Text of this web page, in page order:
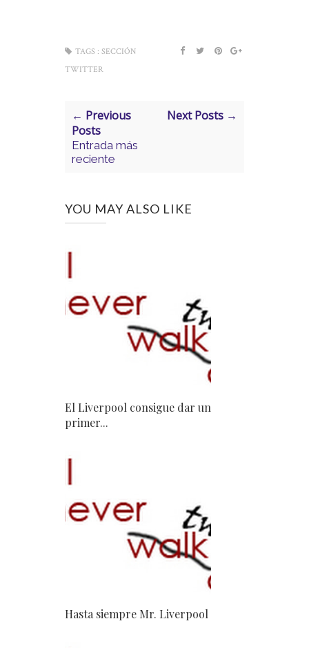
TAGS : SECCIÓN
TWITTER
← Previous
Posts
Entrada más
reciente
Next Posts →
YOU MAY ALSO LIKE
El Liverpool consigue dar un
primer...
Hasta siempre Mr. Liverpool